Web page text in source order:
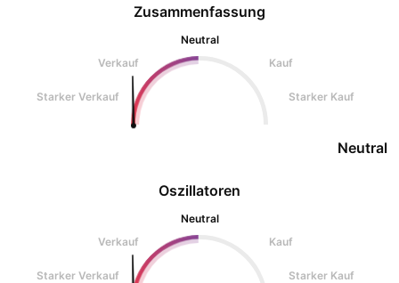
Oszillatoren
Neutral
Verkauf
Kauf
Starker Verkauf Starker Kauf
Zusammenfassung
Neutral
Verkauf
Kauf
Starker Verkauf Starker Kauf
Neutral